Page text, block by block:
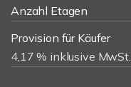
Anzahl Etagen
Provision für Käufer
4,17 % inklusive MwSt.